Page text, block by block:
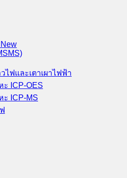
ฟและเตาเผาไฟฟ้า
ICP-OES
ICP-MS